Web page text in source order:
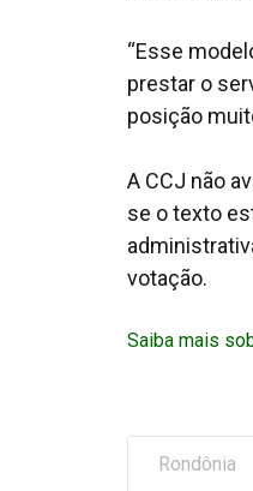
“Esse
prestar o
posição
A CCJ não
se o texto
votação.
Saiba mais
Rondônia